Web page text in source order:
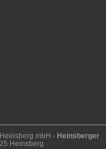
mbH - Heinsberger
Heinsberg